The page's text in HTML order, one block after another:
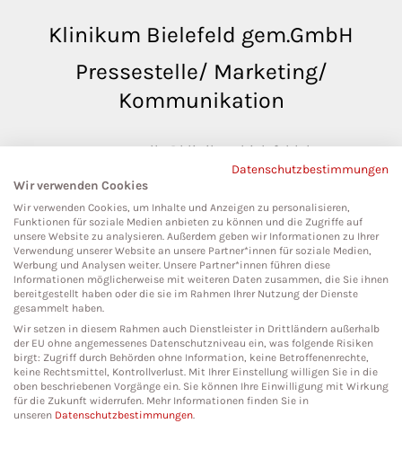
Klinikum Bielefeld gem.GmbH
Pressestelle/ Marketing/
Kommunikation
pressestelle@klinikumbielefeld.de
Teutoburger Str. 50
33604 Bielefeld
Social Media
Datenschutzbestimmungen
Wir verwenden Cookies
Wir verwenden Cookies, um Inhalte und Anzeigen zu personalisieren,
Funktionen für soziale Medien anbieten zu können und die Zugriffe auf
unsere Website zu analysieren. Außerdem geben wir Informationen zu Ihrer
Verwendung unserer Website an unsere Partner*innen für soziale Medien,
Werbung und Analysen weiter. Unsere Partner*innen führen diese
Informationen möglicherweise mit weiteren Daten zusammen, die Sie ihnen
bereitgestellt haben oder die sie im Rahmen Ihrer Nutzung der Dienste
gesammelt haben.
Wir setzen in diesem Rahmen auch Dienstleister in Drittländern außerhalb
der EU ohne angemessenes Datenschutzniveau ein, was folgende Risiken
birgt: Zugriff durch Behörden ohne Information, keine Betroffenenrechte,
keine Rechtsmittel, Kontrollverlust. Mit Ihrer Einstellung willigen Sie in die
oben beschriebenen Vorgänge ein. Sie können Ihre Einwilligung mit Wirkung
für die Zukunft widerrufen. Mehr Informationen finden Sie in
unseren Datenschutzbestimmungen.